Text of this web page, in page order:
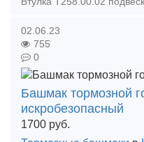
02.06.23
755
0
Башмак тормозной
искробезопасный
1700 руб.